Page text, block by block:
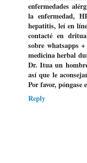
enfermedades
la enfermedad,
hepatitis, leí en
contacté en
sobre whatsapps
medicina herbal
Dr. Itua un
así que le
Por favor, póngase
Reply